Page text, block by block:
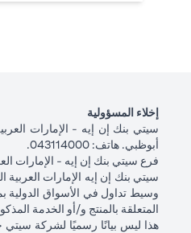
إخلاء المسؤولية
أبوظبي. هاتف: 043114000.
فرع سيتي بنك إن إيه - الإمارات
المتعلقة بالمنتج و/أو الخدمة
هذا ليس بيانًا رسميًا لشركة